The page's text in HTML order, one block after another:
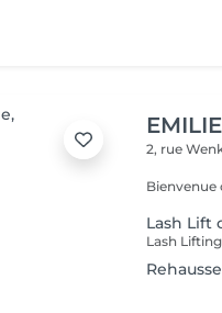
2, rue
Bienvenue
Lash Lift